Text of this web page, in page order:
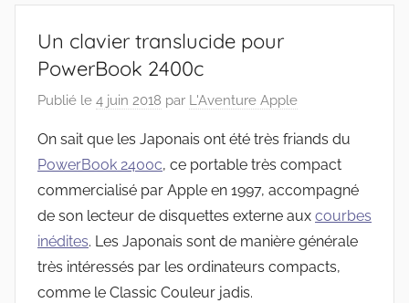
de
l'Aventure
Apple
Un clavier translucide pour
PowerBook 2400c
Publié le 4 juin 2018 par L'Aventure Apple
On sait que les Japonais ont été très friands du
PowerBook 2400c, ce portable très compact
commercialisé par Apple en 1997, accompagné
de son lecteur de disquettes externe aux courbes
inédites. Les Japonais sont de manière générale
très intéressés par les ordinateurs compacts,
comme le Classic Couleur jadis.